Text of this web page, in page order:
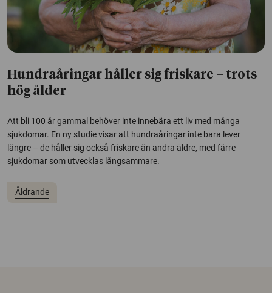
Hundraåringar håller sig friskare – trots
hög ålder
Att bli 100 år gammal behöver inte innebära ett liv med många
sjukdomar. En ny studie visar att hundraåringar inte bara lever
längre – de håller sig också friskare än andra äldre, med färre
sjukdomar som utvecklas långsammare.
Åldrande